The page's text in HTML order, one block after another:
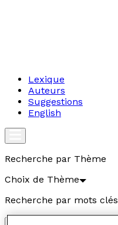
Lexique
Auteurs
Suggestions
English
Recherche par Thème
Choix de Thème
Recherche par mots clés